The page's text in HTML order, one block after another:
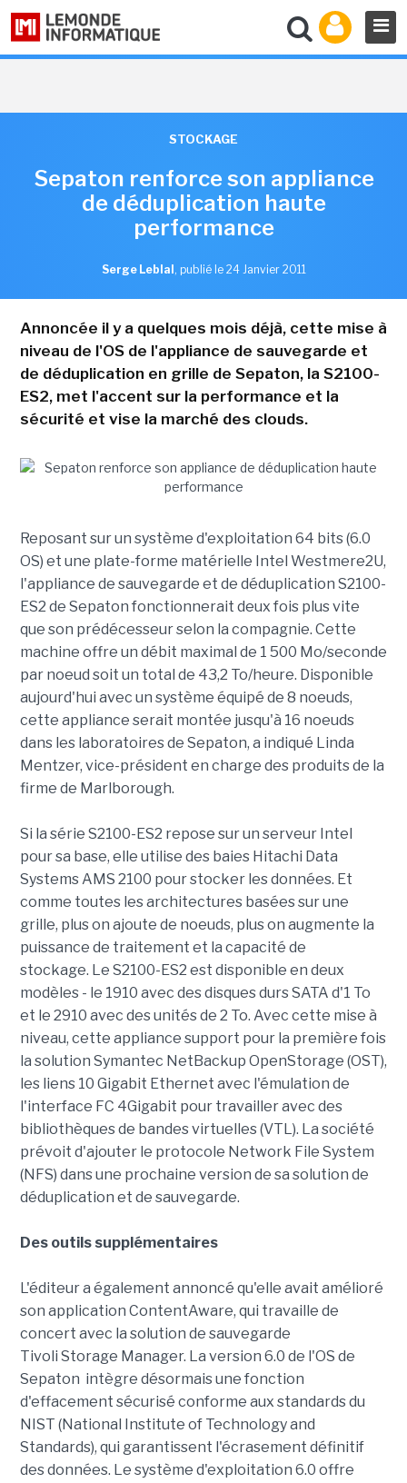
STOCKAGE
Sepaton renforce son appliance
de déduplication haute
performance
Serge Leblal , publié le 24 Janvier 2011
Annoncée il y a quelques mois déjà, cette mise à
niveau de l'OS de l'appliance de sauvegarde et
de déduplication en grille de Sepaton, la S2100-
ES2, met l'accent sur la performance et la
sécurité et vise la marché des clouds.
Reposant sur un système d'exploitation 64 bits (6.0
OS) et une plate-forme matérielle Intel Westmere2U,
l'appliance de sauvegarde et de déduplication S2100-
ES2 de Sepaton fonctionnerait deux fois plus vite
que son prédécesseur selon la compagnie. Cette
machine offre un débit maximal de 1 500 Mo/seconde
par noeud soit un total de 43,2 To/heure. Disponible
aujourd'hui avec un système équipé de 8 noeuds,
cette appliance serait montée jusqu'à 16 noeuds
dans les laboratoires de Sepaton, a indiqué Linda
Mentzer, vice-président en charge des produits de la
firme de Marlborough.
Si la série S2100-ES2 repose sur un serveur Intel
pour sa base, elle utilise des baies Hitachi Data
Systems AMS 2100 pour stocker les données. Et
comme toutes les architectures basées sur une
grille, plus on ajoute de noeuds, plus on augmente la
puissance de traitement et la capacité de
stockage. Le S2100-ES2 est disponible en deux
modèles - le 1910 avec des disques durs SATA d'1 To
et le 2910 avec des unités de 2 To. Avec cette mise à
niveau, cette appliance support pour la première fois
la solution Symantec NetBackup OpenStorage (OST),
les liens 10 Gigabit Ethernet avec l'émulation de
l'interface FC 4Gigabit pour travailler avec des
bibliothèques de bandes virtuelles (VTL). La société
prévoit d'ajouter le protocole Network File System
(NFS) dans une prochaine version de sa solution de
déduplication et de sauvegarde.
Des outils supplémentaires
L'éditeur a également annoncé qu'elle avait amélioré
son application ContentAware, qui travaille de
concert avec la solution de sauvegarde
Tivoli Storage Manager. La version 6.0 de l'OS de
Sepaton intègre désormais une fonction
d'effacement sécurisé conforme aux standards du
NIST (National Institute of Technology and
Standards), qui garantissent l'écrasement définitif
des données. Le système d'exploitation 6.0 offre